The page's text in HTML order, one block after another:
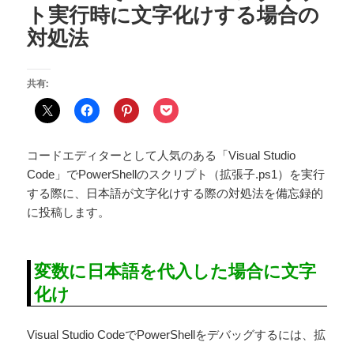
ト実行時に文字化けする場合の
対処法
共有:
コードエディターとして人気のある「Visual Studio
Code」でPowerShellのスクリプト（拡張子.ps1）を実行
する際に、日本語が文字化けする際の対処法を備忘録的
に投稿します。
変数に日本語を代入した場合に文字
化け
Visual Studio CodeでPowerShellをデバッグするには、拡